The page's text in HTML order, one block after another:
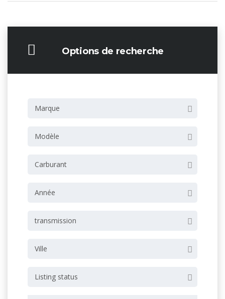
Options de recherche
Marque
Modèle
Carburant
Année
transmission
Ville
Listing status